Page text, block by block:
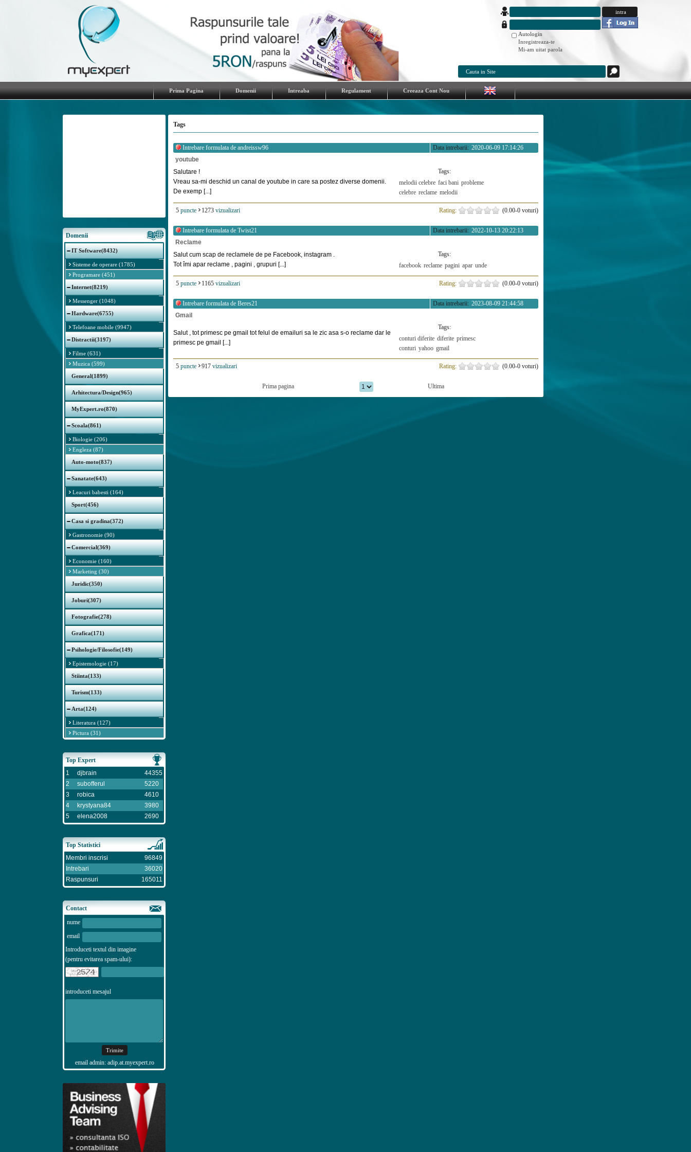
Autologin
Inregistreaza-te
Mi-am uitat parola
Prima Pagina Domenii Intreaba Regulament Creeaza Cont Nou
Domenii
IT Software(8432)
Sisteme de operare (1785)
Programare (451)
Internet(8219)
Messenger (1048)
Hardware(6755)
Telefoane mobile (9947)
Distractii(3197)
Filme (631)
Muzica (599)
General(1899)
Arhitectura/Design(965)
MyExpert.ro(870)
Scoala(861)
Biologie (206)
Engleza (87)
Auto-moto(837)
Sanatate(643)
Leacuri babesti (164)
Sport(456)
Casa si gradina(372)
Gastronomie (90)
Comercial(369)
Economie (160)
Marketing (30)
Juridic(350)
Joburi(307)
Fotografie(278)
Grafica(171)
Psihologie/Filosofie(149)
Epistemologie (17)
Stiinta(133)
Turism(133)
Arta(124)
Literatura (127)
Pictura (31)
Top Expert
1
djbrain
44355
2
subofferul
5220
3
robica
4610
4
krystyana84
3980
5
elena2008 2690
Top Statistici
Membri inscrisi
96849
Intrebari
36020
Raspunsuri
165011
Contact
nume
email
Introduceti textul din imagine
(pentru evitarea spam-ului):
introduceti mesajul
email admin: adip.at.myexpert.ro
Tags
Intrebare formulata de andreissw96 2020-06-09 17:14:26
Data intrebarii:
youtube
Salutare !
Vreau sa-mi deschid un canal de youtube in care sa postez diverse domenii.
De exemp [...]
Tags:
melodii celebre faci bani probleme
celebre reclame melodii
5 puncte 1273 vizualizari (0.00-0 voturi)
Rating:
Intrebare formulata de Twist21 2022-10-13 20:22:13
Data intrebarii:
Reclame
Salut cum scap de reclamele de pe Facebook, instagram .
Tot îmi apar reclame , pagini , grupuri [...]
Tags:
facebook reclame pagini apar unde
5 puncte 1165 vizualizari (0.00-0 voturi)
Rating:
Intrebare formulata de Beres21 2023-08-09 21:44:58
Data intrebarii:
Gmail
Salut , tot primesc pe gmail tot felul de emailuri sa le zic asa s-o reclame dar le
primesc pe gmail [...]
Tags:
conturi diferite diferite primesc
conturi yahoo gmail
5 puncte 917 vizualizari (0.00-0 voturi)
Rating:
Prima pagina Ultima